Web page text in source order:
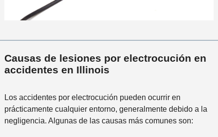
Causas de lesiones por electrocución en
accidentes en Illinois
Los accidentes por electrocución pueden ocurrir en
prácticamente cualquier entorno, generalmente debido a la
negligencia. Algunas de las causas más comunes son: